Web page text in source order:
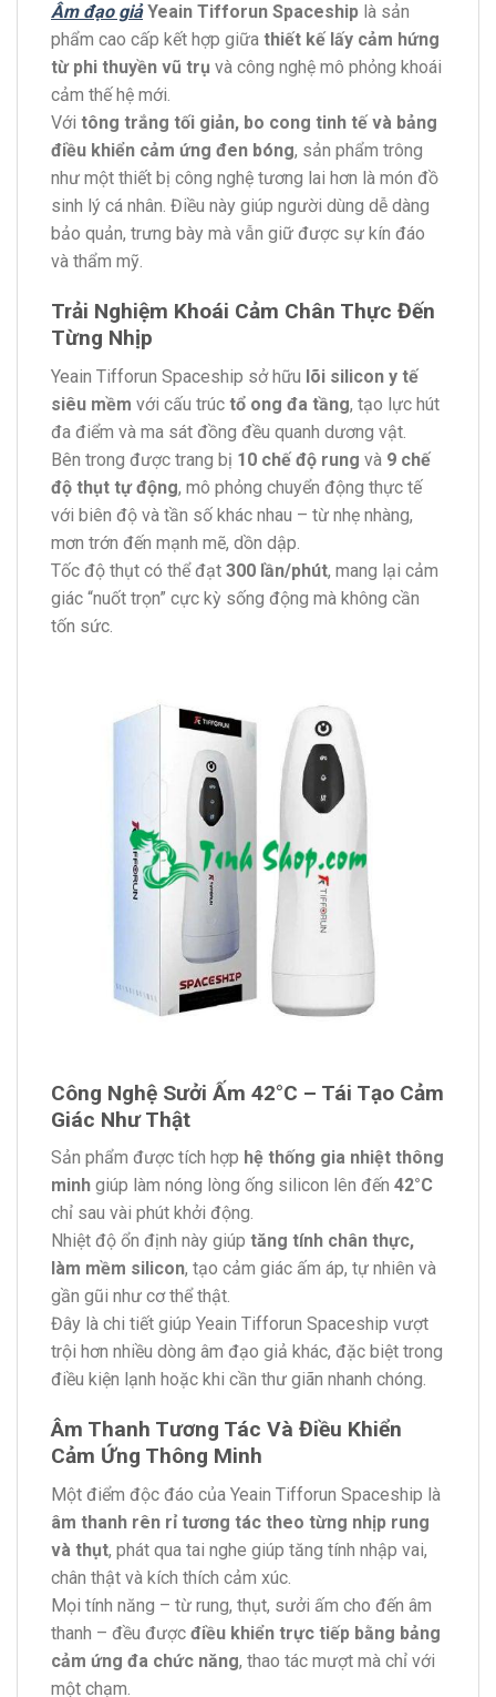
Âm đạo giả Yeain Tifforun Spaceship là sản
phẩm cao cấp kết hợp giữa thiết kế lấy cảm hứng
từ phi thuyền vũ trụ và công nghệ mô phỏng khoái
cảm thế hệ mới.
Với tông trắng tối giản, bo cong tinh tế và bảng
điều khiển cảm ứng đen bóng, sản phẩm trông
như một thiết bị công nghệ tương lai hơn là món đồ
sinh lý cá nhân. Điều này giúp người dùng dễ dàng
bảo quản, trưng bày mà vẫn giữ được sự kín đáo
và thẩm mỹ.
Trải Nghiệm Khoái Cảm Chân Thực Đến
Từng Nhịp
Yeain Tifforun Spaceship sở hữu lõi silicon y tế
siêu mềm với cấu trúc tổ ong đa tầng, tạo lực hút
đa điểm và ma sát đồng đều quanh dương vật.
Bên trong được trang bị 10 chế độ rung và 9 chế
độ thụt tự động, mô phỏng chuyển động thực tế
với biên độ và tần số khác nhau – từ nhẹ nhàng,
mơn trớn đến mạnh mẽ, dồn dập.
Tốc độ thụt có thể đạt 300 lần/phút, mang lại cảm
giác “nuốt trọn” cực kỳ sống động mà không cần
tốn sức.
Công Nghệ Sưởi Ấm 42°C – Tái Tạo Cảm
Giác Như Thật
Sản phẩm được tích hợp hệ thống gia nhiệt thông
minh giúp làm nóng lòng ống silicon lên đến 42°C
chỉ sau vài phút khởi động.
Nhiệt độ ổn định này giúp tăng tính chân thực,
làm mềm silicon, tạo cảm giác ấm áp, tự nhiên và
gần gũi như cơ thể thật.
Đây là chi tiết giúp Yeain Tifforun Spaceship vượt
trội hơn nhiều dòng âm đạo giả khác, đặc biệt trong
điều kiện lạnh hoặc khi cần thư giãn nhanh chóng.
Âm Thanh Tương Tác Và Điều Khiển
Cảm Ứng Thông Minh
Một điểm độc đáo của Yeain Tifforun Spaceship là
âm thanh rên rỉ tương tác theo từng nhịp rung
và thụt, phát qua tai nghe giúp tăng tính nhập vai,
chân thật và kích thích cảm xúc.
Mọi tính năng – từ rung, thụt, sưởi ấm cho đến âm
thanh – đều được điều khiển trực tiếp bằng bảng
cảm ứng đa chức năng, thao tác mượt mà chỉ với
một chạm.